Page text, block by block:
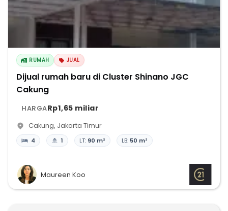
RUMAH JUAL
Dijual rumah baru di Cluster Shinano JGC
Cakung
HARGARp1,65 miliar
Cakung, Jakarta Timur
4 1 LT: 90 m² LB: 50 m²
Maureen Koo